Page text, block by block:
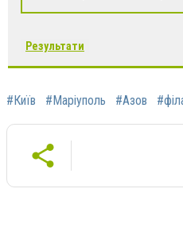
Результати
#Київ #Маріуполь #Азов